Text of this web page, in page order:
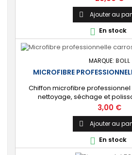
d'une stratification
 Ajouter au
 En stock
MARQUE: BOLL
MICROFIBRE
Chiffon microfibre
nettoyage, séchage et
automobile. Taille : 40
Prix
3,00 €
 Ajouter au
 En stock